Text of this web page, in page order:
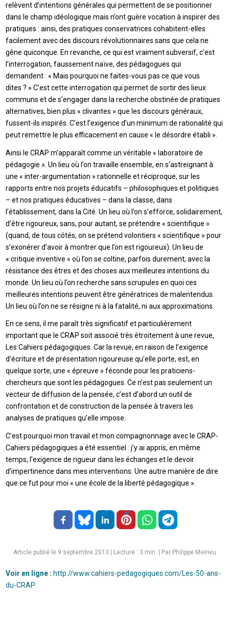
relèvent d’intentions générales qui permettent de se positionner
dans le champ idéologique mais n’ont guère vocation à inspirer des
pratiques : ainsi, des pratiques conservatrices cohabitent-elles
facilement avec des discours révolutionnaires sans que cela ne
gêne quiconque. En revanche, ce qui est vraiment subversif, c’est
l’interrogation, faussement naïve, des pédagogues qui
demandent : « Mais pourquoi ne faites-vous pas ce que vous
dites ? » C’est cette interrogation qui permet de sortir des lieux
communs et de s’engager dans la recherche obstinée de pratiques
alternatives, bien plus « clivantes » que les discours généraux,
fussent-ils inspirés. C’est l’exigence d’un minimum de rationalité qui
peut remettre le plus efficacement en cause « le désordre établi ».
Ainsi le CRAP m’apparaît comme un véritable « laboratoire de
pédagogie ». Un lieu où l’on travaille ensemble, en s’astreignant à
une « inter-argumentation » rationnelle et réciproque, sur les
rapports entre nos projets éducatifs – philosophiques et politiques
– et nos pratiques éducatives – dans la classe, dans
l’établissement, dans la Cité. Un lieu où l’on s’efforce, solidairement,
d’être rigoureux, sans, pour autant, se prétendre « scientifique »
(quand, de tous côtés, on se prétend volontiers « scientifique » pour
s’exonérer d’avoir à montrer que l’on est rigoureux). Un lieu de
« critique inventive » où l’on se coltine, parfois durement, avec la
résistance des êtres et des choses aux meilleures intentions du
monde. Un lieu où l’on recherche sans scrupules en quoi ces
meilleures intentions peuvent être génératrices de malentendus.
Un lieu où l’on ne se résigne ni à la fatalité, ni aux approximations.
En ce sens, il me paraît très significatif et particulièrement
important que le CRAP soit associé très étroitement à une revue,
Les Cahiers pédagogiques. Car la revue, en raison de l’exigence
d’écriture et de présentation rigoureuse qu’elle porte, est, en
quelque sorte, une « épreuve » féconde pour les praticiens-
chercheurs que sont les pédagogues. Ce n’est pas seulement un
vecteur de diffusion de la pensée, c’est d’abord un outil de
confrontation et de construction de la pensée à travers les
analyses de pratiques qu’elle impose.
C’est pourquoi mon travail et mon compagnonnage avec le CRAP-
Cahiers pédagogiques a été essentiel : j’y ai appris, en même
temps, l’exigence de rigueur dans les échanges et le devoir
d’impertinence dans mes interventions. Une autre manière de dire
que ce fut pour moi « une école de la liberté pédagogique ».
Article publié le 9 septembre 2013|Lecture : 3 min. | Par Philippe Meirieu
Voir en ligne : http://www.cahiers-pedagogiques.com/Les-50-ans-
du-CRAP